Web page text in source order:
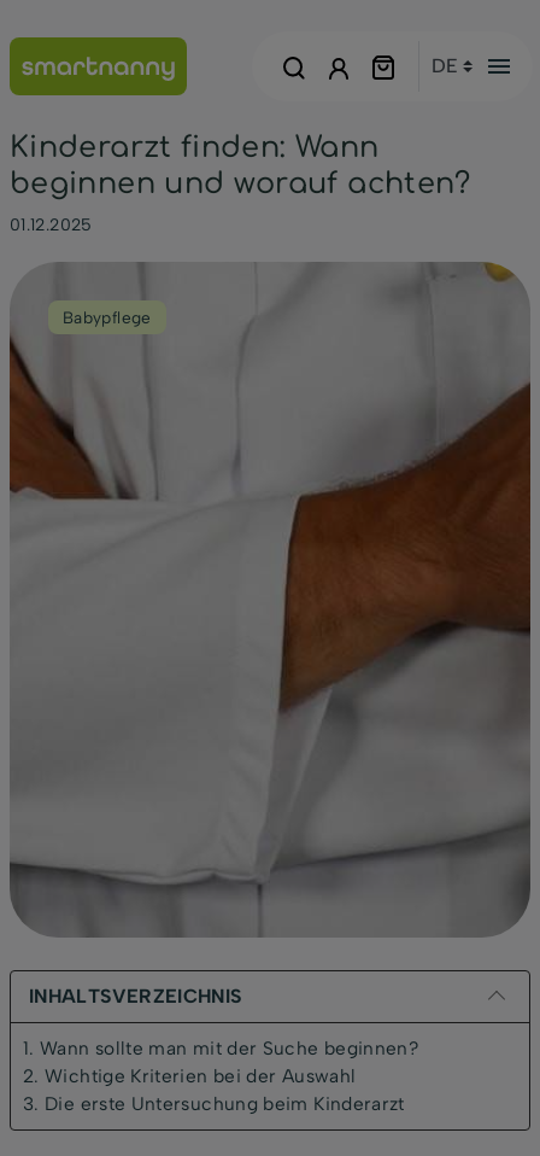
menu
Kinderarzt finden: Wann
beginnen und worauf achten?
01.12.2025
Babypflege
INHALTSVERZEICHNIS
1. Wann sollte man mit der Suche beginnen?
2. Wichtige Kriterien bei der Auswahl
3. Die erste Untersuchung beim Kinderarzt